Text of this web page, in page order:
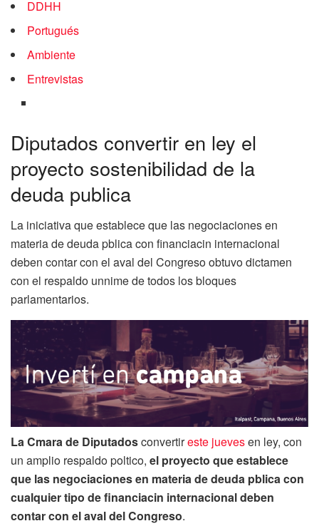
DDHH
Portugués
Ambiente
Entrevistas
Diputados convertir en ley el
proyecto sostenibilidad de la
deuda publica
La iniciativa que establece que las negociaciones en
materia de deuda pblica con financiacin internacional
deben contar con el aval del Congreso obtuvo dictamen
con el respaldo unnime de todos los bloques
parlamentarios.
La Cmara de Diputadosconvertireste juevesen ley, con
un amplio respaldo poltico, el proyecto que establece
que las negociaciones en materia de deuda pblica con
cualquier tipo de financiacin internacional deben
contar con el aval del Congreso.